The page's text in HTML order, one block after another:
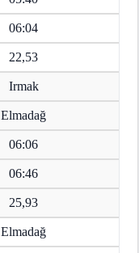
06:04
22,53
Irmak
Elmadağ
06:06
06:46
25,93
Elmadağ